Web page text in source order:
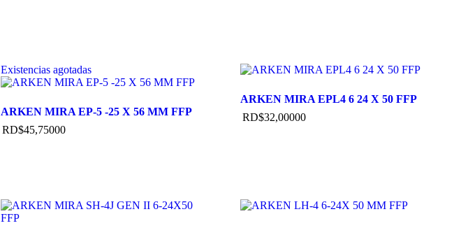
Existencias agotadas
ARKEN MIRA EP-5 -25 X 56 MM FFP
RD$45,75000
ARKEN MIRA EPL4 6 24 X 50 FFP
RD$32,00000